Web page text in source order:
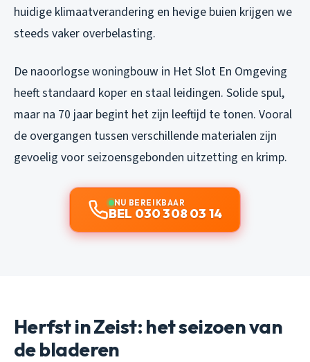
huidige klimaatverandering en hevige buien krijgen we
steeds vaker overbelasting.
De naoorlogse woningbouw in Het Slot En Omgeving
heeft standaard koper en staal leidingen. Solide spul,
maar na 70 jaar begint het zijn leeftijd te tonen. Vooral
de overgangen tussen verschillende materialen zijn
gevoelig voor seizoensgebonden uitzetting en krimp.
NU BEREIKBAAR
BEL 030 308 03 14
Herfst in Zeist: het seizoen van
de bladeren